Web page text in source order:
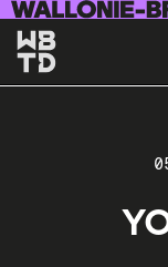
Skip to main